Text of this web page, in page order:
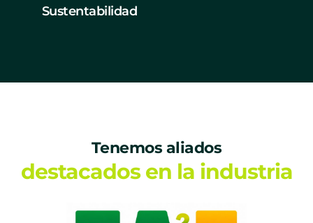
Sustentabilidad
Tenemos aliados
destacados en la industria